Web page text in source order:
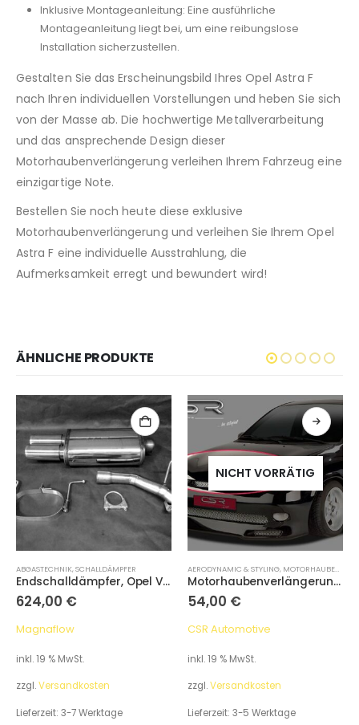
Inklusive Montageanleitung: Eine ausführliche
Montageanleitung liegt bei, um eine reibungslose
Installation sicherzustellen.
Gestalten Sie das Erscheinungsbild Ihres Opel Astra F
nach Ihren individuellen Vorstellungen und heben Sie sich
von der Masse ab. Die hochwertige Metallverarbeitung
und das ansprechende Design dieser
Motorhaubenverlängerung verleihen Ihrem Fahrzeug eine
einzigartige Note.
Bestellen Sie noch heute diese exklusive
Motorhaubenverlängerung und verleihen Sie Ihrem Opel
Astra F eine individuelle Ausstrahlung, die
Aufmerksamkeit erregt und bewundert wird!
ÄHNLICHE PRODUKTE
ABGASTECHNIK,SCHALLDÄMPFER
Endschalldämpfer, Opel Vectra B
624,00 €
Magnaflow
inkl. 19 % MwSt.
zzgl.Versandkosten
Lieferzeit: 3-7 Werktage
NICHT VORRÄTIG
AERODYNAMIC & STYLING, MOTORHAUBENVERLÄNGERUNG
Motorhaubenverlängerung, Opel Corsa B
54,00 €
CSR Automotive
inkl. 19 % MwSt.
zzgl.Versandkosten
Lieferzeit: 3-5 Werktage